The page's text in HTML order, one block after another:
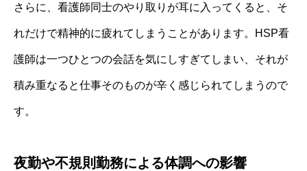
さらに、看護師同士のやり取りが耳に入ってくると、そ
れだけで精神的に疲れてしまうことがあります。HSP看
護師は一つひとつの会話を気にしすぎてしまい、それが
積み重なると仕事そのものが辛く感じられてしまうので
す。
夜勤や不規則勤務による体調への影響